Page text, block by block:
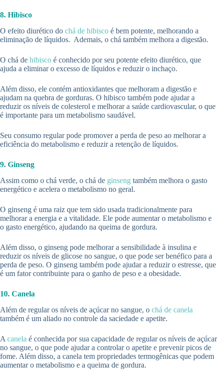
8. Hibisco
O efeito diurético do chá de hibisco é bem potente, melhorando a
eliminação de líquidos. Ademais, o chá também melhora a digestão.
O chá de hibisco é conhecido por seu potente efeito diurético, que
ajuda a eliminar o excesso de líquidos e reduzir o inchaço.
Além disso, ele contém antioxidantes que melhoram a digestão e
ajudam na quebra de gorduras. O hibisco também pode ajudar a
reduzir os níveis de colesterol e melhorar a saúde cardiovascular, o que
é importante para um metabolismo saudável.
Seu consumo regular pode promover a perda de peso ao melhorar a
eficiência do metabolismo e reduzir a retenção de líquidos.
9. Ginseng
Assim como o chá verde, o chá de ginseng também melhora o gasto
energético e acelera o metabolismo no geral.
O ginseng é uma raiz que tem sido usada tradicionalmente para
melhorar a energia e a vitalidade. Ele pode aumentar o metabolismo e
o gasto energético, ajudando na queima de gordura.
Além disso, o ginseng pode melhorar a sensibilidade à insulina e
reduzir os níveis de glicose no sangue, o que pode ser benéfico para a
perda de peso. O ginseng também pode ajudar a reduzir o estresse, que
é um fator contribuinte para o ganho de peso e a obesidade.
10. Canela
Além de regular os níveis de açúcar no sangue, o chá de canela
também é um aliado no controle da saciedade e apetite.
A canela é conhecida por sua capacidade de regular os níveis de açúcar
no sangue, o que pode ajudar a controlar o apetite e prevenir picos de
fome. Além disso, a canela tem propriedades termogênicas que podem
aumentar o metabolismo e a queima de gordura.